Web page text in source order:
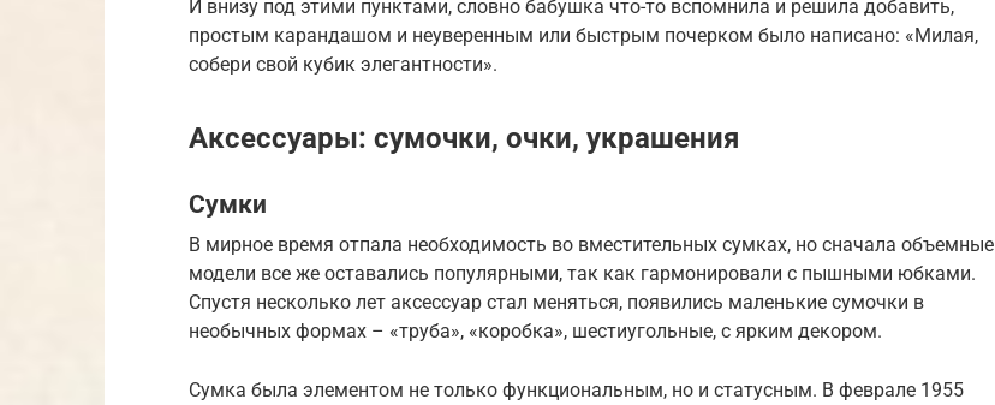
И внизу под этими пунктами, словно бабушка что-то вспомнила и решила добавить,
простым карандашом и неуверенным или быстрым почерком было написано: «Милая,
собери свой кубик элегантности».
Аксессуары: сумочки, очки, украшения
Сумки
В мирное время отпала необходимость во вместительных сумках, но сначала объемные
модели все же оставались популярными, так как гармонировали с пышными юбками.
Спустя несколько лет аксессуар стал меняться, появились маленькие сумочки в
необычных формах – «труба», «коробка», шестиугольные, с ярким декором.
Сумка была элементом не только функциональным, но и статусным. В феврале 1955